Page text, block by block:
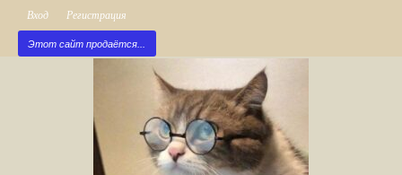
Вход Регистрация
Этот сайт продаётся...